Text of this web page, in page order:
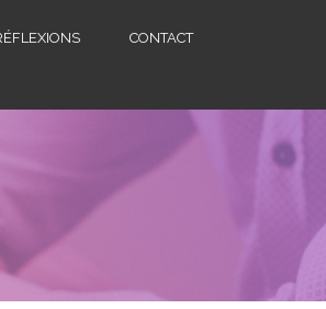
CONTACT